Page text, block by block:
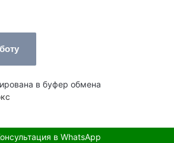
в буфер обмена
в WhatsApp